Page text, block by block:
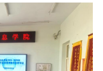
工作提出明确要求，强调要
要求，充分吸纳调研成果，
远发展，明确主专业加微专
提升。各学院...